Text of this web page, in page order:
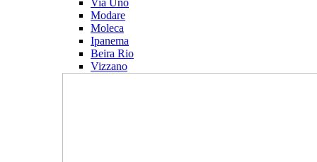
Modare
Moleca
Ipanema
Beira Rio
Vizzano